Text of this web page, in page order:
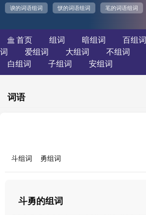
谀的词语组词 恹的词语组词 芼的词语组词
 首页 组词 暗组词 百组词
词
爱组词 大组词 不组词
白组词
子组词 安组词
词语
斗组词 勇组词
斗勇的组词